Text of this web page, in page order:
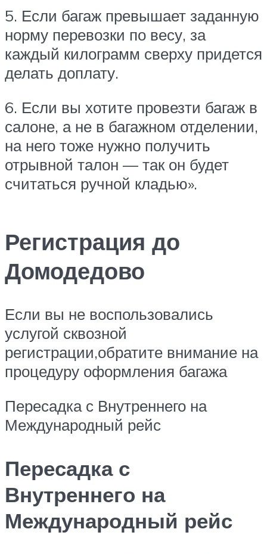
5. Если багаж превышает заданную
норму перевозки по весу, за
каждый килограмм сверху придется
делать доплату.
6. Если вы хотите провезти багаж в
салоне, а не в багажном отделении,
на него тоже нужно получить
отрывной талон — так он будет
считаться ручной кладью».
Регистрация до
Домодедово
Если вы не воспользовались
услугой сквозной
регистрации,обратите внимание на
процедуру оформления багажа
Пересадка с Внутреннего на
Международный рейс
Пересадка с
Внутреннего на
Международный рейс